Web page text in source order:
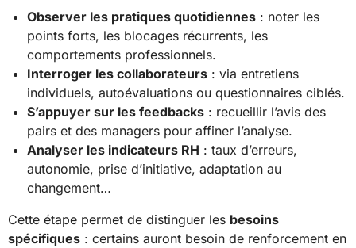
Observer les pratiques quotidiennes : noter les
points forts, les blocages récurrents, les
comportements professionnels.
Interroger les collaborateurs : via entretiens
individuels, autoévaluations ou questionnaires ciblés.
S’appuyer sur les feedbacks : recueillir l’avis des
pairs et des managers pour affiner l’analyse.
Analyser les indicateurs RH : taux d’erreurs,
autonomie, prise d’initiative, adaptation au
changement…
Cette étape permet de distinguer les besoins
spécifiques : certains auront besoin de renforcement en